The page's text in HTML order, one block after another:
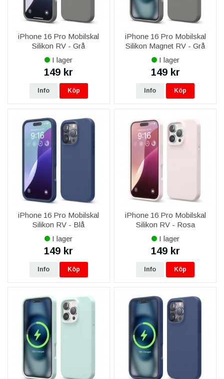
iPhone 16 Pro Mobilskal
Silikon RV - Grå
I lager
149 kr
Info Köp
iPhone 16 Pro Mobilskal
Silikon Magnet RV - Grå
I lager
149 kr
Info Köp
iPhone 16 Pro Mobilskal
Silikon RV - Blå
I lager
149 kr
Info Köp
iPhone 16 Pro Mobilskal
Silikon RV - Rosa
I lager
149 kr
Info Köp